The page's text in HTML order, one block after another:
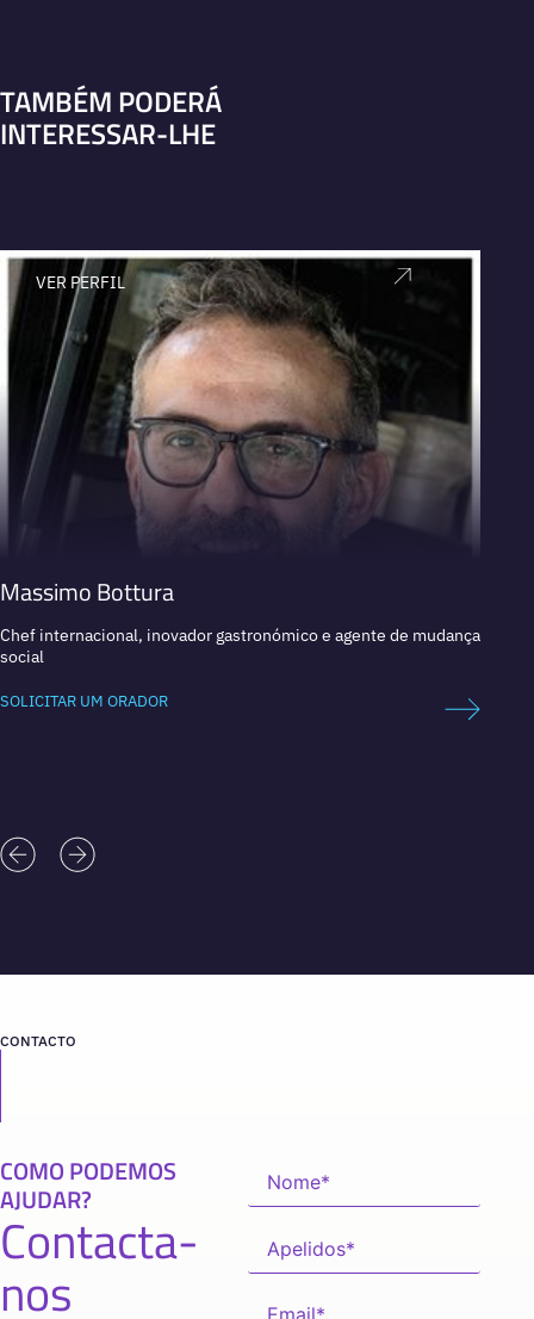
TAMBÉM PODERÁ
INTERESSAR-LHE
VER PERFIL
Massimo Bottura
Chef internacional, inovador gastronómico e agente de mudança
social
SOLICITAR UM ORADOR
CONTACTO
COMO PODEMOS
AJUDAR?
Contacta-
nos